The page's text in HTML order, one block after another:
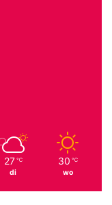
27 ℃
di
30 ℃
wo